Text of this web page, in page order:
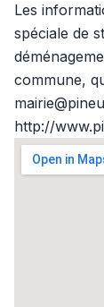
Les
spéciale de
commune,
http://